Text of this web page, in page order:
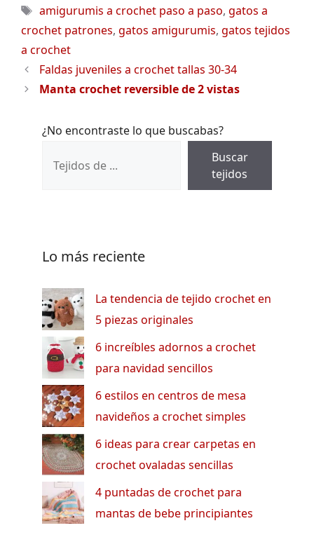
Etiquetas
amigurumis a crochet paso a paso, gatos a
crochet patrones, gatos amigurumis, gatos tejidos
a crochet
Faldas juveniles a crochet tallas 30-34
Manta crochet reversible de 2 vistas
¿No encontraste lo que buscabas?
Buscar
tejidos
Lo más reciente
La tendencia de tejido crochet en
5 piezas originales
6 increíbles adornos a crochet
para navidad sencillos
6 estilos en centros de mesa
navideños a crochet simples
6 ideas para crear carpetas en
crochet ovaladas sencillas
4 puntadas de crochet para
mantas de bebe principiantes